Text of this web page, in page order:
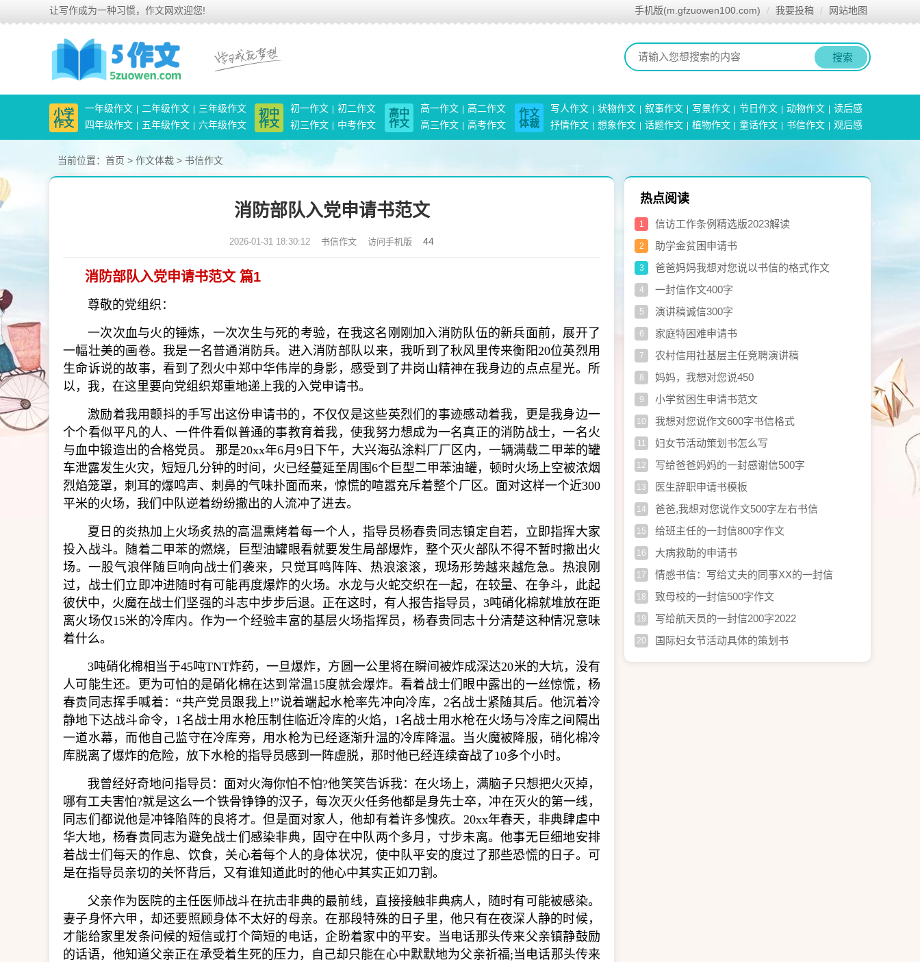
让写作成为一种习惯，作文网欢迎您! 手机版(m.gfzuowen100.com) 我要投稿 网站地图
搜索
小学
作文
一年级作文 二年级作文
三年级作文
四年级作文
五年级作文 六年级作文
初中
作文
初一作文
初二作文
初三作文
中考作文
高中
作文
高一作文
高二作文
高三作文
高考作文
作文
体裁
写人作文 状物作文 叙事作文 写景作文 节日作文 动物作文
读后感
抒情作文
想象作文 话题作文 植物作文 童话作文 书信作文 观后感
当前位置： 首页 > 作文体裁 > 书信作文
消防部队入党申请书范文
2026-01-31 18:30:12 书信作文 访问手机版 44
消防部队入党申请书范文 篇1
尊敬的党组织：
一次次血与火的锤炼，一次次生与死的考验，在我这名刚刚加入消防队伍的新兵面前，展开了
一幅壮美的画卷。我是一名普通消防兵。进入消防部队以来，我听到了秋风里传来衡阳20位英烈用
生命诉说的故事，看到了烈火中郑中华伟岸的身影，感受到了井岗山精神在我身边的点点星光。所
以，我，在这里要向党组织郑重地递上我的入党申请书。
激励着我用颤抖的手写出这份申请书的，不仅仅是这些英烈们的事迹感动着我，更是我身边一
个个看似平凡的人、一件件看似普通的事教育着我，使我努力想成为一名真正的消防战士，一名火
与血中锻造出的合格党员。 那是20xx年6月9日下午，大兴海弘涂料厂厂区内，一辆满载二甲苯的罐
车泄露发生火灾，短短几分钟的时间，火已经蔓延至周围6个巨型二甲苯油罐，顿时火场上空被浓烟
烈焰笼罩，刺耳的爆鸣声、刺鼻的气味扑面而来，惊慌的喧嚣充斥着整个厂区。面对这样一个近300
平米的火场，我们中队逆着纷纷撤出的人流冲了进去。
夏日的炎热加上火场炙热的高温熏烤着每一个人，指导员杨春贵同志镇定自若，立即指挥大家
投入战斗。随着二甲苯的燃烧，巨型油罐眼看就要发生局部爆炸，整个灭火部队不得不暂时撤出火
场。一股气浪伴随巨响向战士们袭来，只觉耳鸣阵阵、热浪滚滚，现场形势越来越危急。热浪刚
过，战士们立即冲进随时有可能再度爆炸的火场。水龙与火蛇交织在一起，在较量、在争斗，此起
彼伏中，火魔在战士们坚强的斗志中步步后退。正在这时，有人报告指导员，3吨硝化棉就堆放在距
离火场仅15米的冷库内。作为一个经验丰富的基层火场指挥员，杨春贵同志十分清楚这种情况意味
着什么。
3吨硝化棉相当于45吨TNT炸药，一旦爆炸，方圆一公里将在瞬间被炸成深达20米的大坑，没有
人可能生还。更为可怕的是硝化棉在达到常温15度就会爆炸。看着战士们眼中露出的一丝惊慌，杨
春贵同志挥手喊着：“共产党员跟我上!”说着端起水枪率先冲向冷库，2名战士紧随其后。他沉着冷
静地下达战斗命令，1名战士用水枪压制住临近冷库的火焰，1名战士用水枪在火场与冷库之间隔出
一道水幕，而他自己监守在冷库旁，用水枪为已经逐渐升温的冷库降温。当火魔被降服，硝化棉冷
库脱离了爆炸的危险，放下水枪的指导员感到一阵虚脱，那时他已经连续奋战了10多个小时。
我曾经好奇地问指导员：面对火海你怕不怕?他笑笑告诉我：在火场上，满脑子只想把火灭掉，
哪有工夫害怕?就是这么一个铁骨铮铮的汉子，每次灭火任务他都是身先士卒，冲在灭火的第一线，
同志们都说他是冲锋陷阵的良将才。但是面对家人，他却有着许多愧疚。20xx年春天，非典肆虐中
华大地，杨春贵同志为避免战士们感染非典，固守在中队两个多月，寸步未离。他事无巨细地安排
着战士们每天的作息、饮食，关心着每个人的身体状况，使中队平安的度过了那些恐慌的日子。可
是在指导员亲切的关怀背后，又有谁知道此时的他心中其实正如刀割。
父亲作为医院的主任医师战斗在抗击非典的最前线，直接接触非典病人，随时有可能被感染。
妻子身怀六甲，却还要照顾身体不太好的母亲。在那段特殊的日子里，他只有在夜深人静的时候，
才能给家里发条问候的短信或打个简短的电话，企盼着家中的平安。当电话那头传来父亲镇静鼓励
的话语，他知道父亲正在承受着生死的压力，自己却只能在心中默默地为父亲祈福;当电话那头传来
热点阅读
1 信访工作条例精选版2023解读
2 助学金贫困申请书
3 爸爸妈妈我想对您说以书信的格式作文
4 一封信作文400字
5 演讲稿诚信300字
6 家庭特困难申请书
7 农村信用社基层主任竞聘演讲稿
8 妈妈，我想对您说450
9 小学贫困生申请书范文
10 我想对您说作文600字书信格式
11 妇女节活动策划书怎么写
12 写给爸爸妈妈的一封感谢信500字
13 医生辞职申请书模板
14 爸爸,我想对您说作文500字左右书信
15 给班主任的一封信800字作文
16 大病救助的申请书
17 情感书信：写给丈夫的同事XX的一封信
18 致母校的一封信500字作文
19 写给航天员的一封信200字2022
20 国际妇女节活动具体的策划书